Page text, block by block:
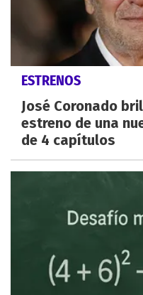
ESTRENOS
José Coronado
estreno de una
de 4 capítulos